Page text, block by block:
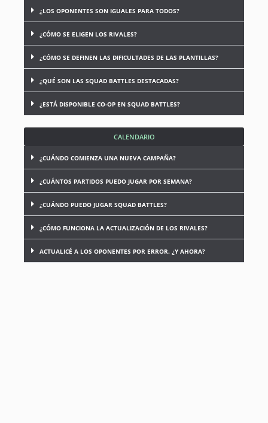
¿LOS OPONENTES SON IGUALES PARA TODOS?
¿CÓMO SE ELIGEN LOS RIVALES?
¿CÓMO SE DEFINEN LAS DIFICULTADES DE LAS PLANTILLAS?
¿QUÉ SON LAS SQUAD BATTLES DESTACADAS?
¿ESTÁ DISPONIBLE CO-OP EN SQUAD BATTLES?
CALENDARIO
¿CUÁNDO COMIENZA UNA NUEVA CAMPAÑA?
¿CUÁNTOS PARTIDOS PUEDO JUGAR POR SEMANA?
¿CUÁNDO PUEDO JUGAR SQUAD BATTLES?
¿CÓMO FUNCIONA LA ACTUALIZACIÓN DE LOS RIVALES?
ACTUALICÉ A LOS OPONENTES POR ERROR. ¿Y AHORA?